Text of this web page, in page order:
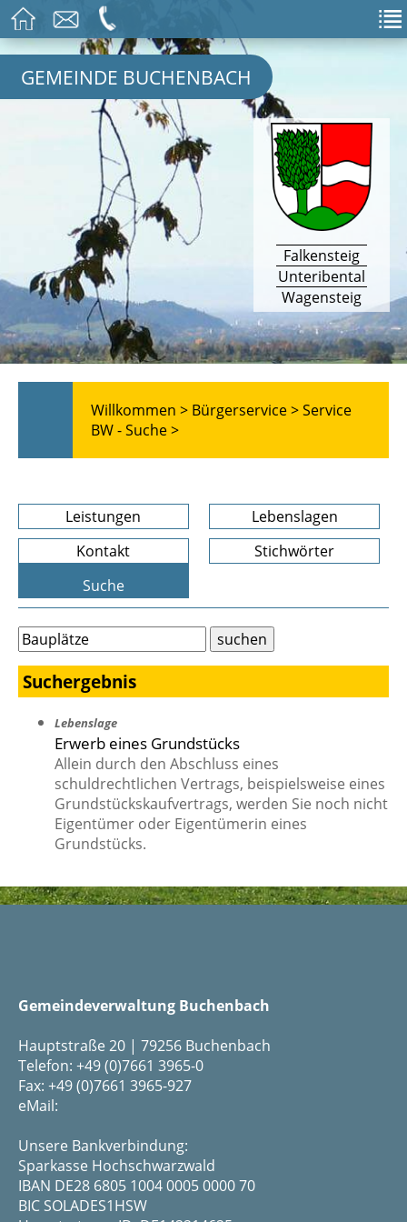
GEMEINDE BUCHENBACH
Falkensteig
Unteribental
Wagensteig
Willkommen > Bürgerservice >Service
BW - Suche >
Leistungen
Lebenslagen
Kontakt
Stichwörter
Suche
Suchergebnis
Lebenslage
Erwerb eines Grundstücks
Allein durch den Abschluss eines
schuldrechtlichen Vertrags, beispielsweise eines
Grundstückskaufvertrags, werden Sie noch nicht
Eigentümer oder Eigentümerin eines
Grundstücks.
Gemeindeverwaltung Buchenbach
Hauptstraße 20 | 79256 Buchenbach
Telefon: +49 (0)7661 3965-0
Fax: +49 (0)7661 3965-927
eMail:
Unsere Bankverbindung:
Sparkasse Hochschwarzwald
IBAN DE28 6805 1004 0005 0000 70
BIC SOLADES1HSW